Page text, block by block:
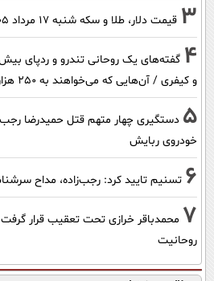
3 قیمت دلار، طلا و سکه شنبه ۱۷ مرداد ۱۴۰۵ (+جدول قیمت)
4
و کیفری / آن‌هایی که می‌خواهند به ۲۵۰ هزار نفر بپیوندند بدانند ...
5 دستگیری چهار متهم قتل حمیدرضا
خودروی ربایش
6 تسنیم تایید کرد: رجب‌زاده، مداح
7 محمدباقر خرازی تحت تعقیب قرار گرفت
روحانیت